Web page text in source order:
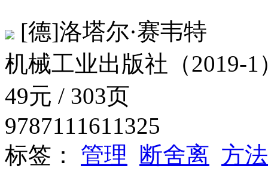
[德]洛塔尔·赛韦特
机械工业出版社（2019-1
49元 / 303页
9787111611325
标签： 管理 断舍离 方法